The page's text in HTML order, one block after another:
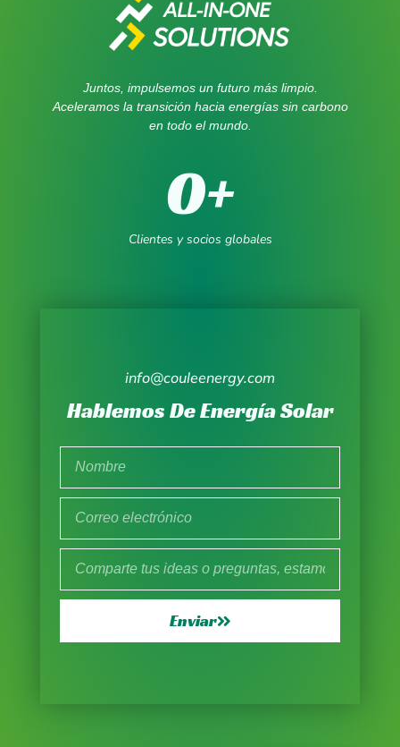
Juntos, impulsemos un futuro más limpio.
Aceleramos la transición hacia energías sin carbono
en todo el mundo.
Clientes y socios globales
0+
info@couleenergy.com
Hablemos De Energía Solar
Enviar